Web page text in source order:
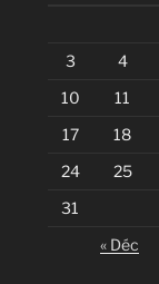
3
4
10
11
17
18
24
25
31
« Déc